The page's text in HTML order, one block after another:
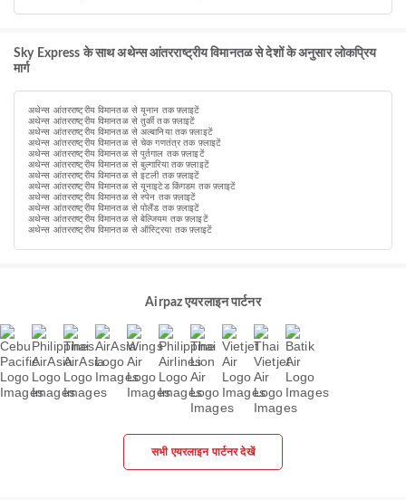
Sky Express के साथ अथेन्स आंतरराष्ट्रीय विमानतळ से देशों के अनुसार लोकप्रिय
मार्ग
अथेन्स आंतरराष्ट्रीय विमानतळ से यूनान तक फ़्लाइटें
अथेन्स आंतरराष्ट्रीय विमानतळ से तुर्की तक फ़्लाइटें
अथेन्स आंतरराष्ट्रीय विमानतळ से अल्बानिया तक फ़्लाइटें
अथेन्स आंतरराष्ट्रीय विमानतळ से चेक गणतंत्र तक फ़्लाइटें
अथेन्स आंतरराष्ट्रीय विमानतळ से पुर्तगाल तक फ़्लाइटें
अथेन्स आंतरराष्ट्रीय विमानतळ से बुल्गारिया तक फ़्लाइटें
अथेन्स आंतरराष्ट्रीय विमानतळ से इटली तक फ़्लाइटें
अथेन्स आंतरराष्ट्रीय विमानतळ से यूनाइटेड किंगडम तक फ़्लाइटें
अथेन्स आंतरराष्ट्रीय विमानतळ से स्पेन तक फ़्लाइटें
अथेन्स आंतरराष्ट्रीय विमानतळ से पोलैंड तक फ़्लाइटें
अथेन्स आंतरराष्ट्रीय विमानतळ से बेल्जियम तक फ़्लाइटें
अथेन्स आंतरराष्ट्रीय विमानतळ से ऑस्ट्रिया तक फ़्लाइटें
Airpaz एयरलाइन पार्टनर
सभी एयरलाइन पार्टनर देखें